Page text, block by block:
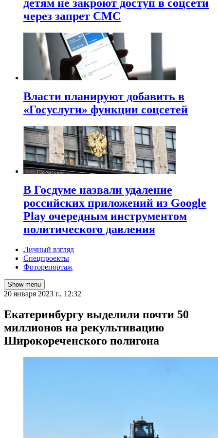
детям не закроют доступ в соцсети
через запрет СМС
Власти планируют добавить в
«Госуслуги» функции соцсетей
В Госдуме назвали удаление
российских приложений из Google
Play очередным инструментом
политического давления
Личный взгляд
Спецпроекты
Фоторепортаж
Show menu
20 января 2023 г., 12:32
​Екатеринбургу выделили почти 50
миллионов на рекультивацию
Широкореченского полигона